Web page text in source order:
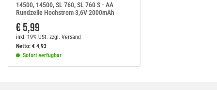
14500, 14500, SL 760, SL 760 S - AA
Rundzelle Hochstrom 3,6V 2000mAh
€ 5,99
inkl. 19% USt. zzgl. Versand
Netto: € 4,93
Sofort verfügbar